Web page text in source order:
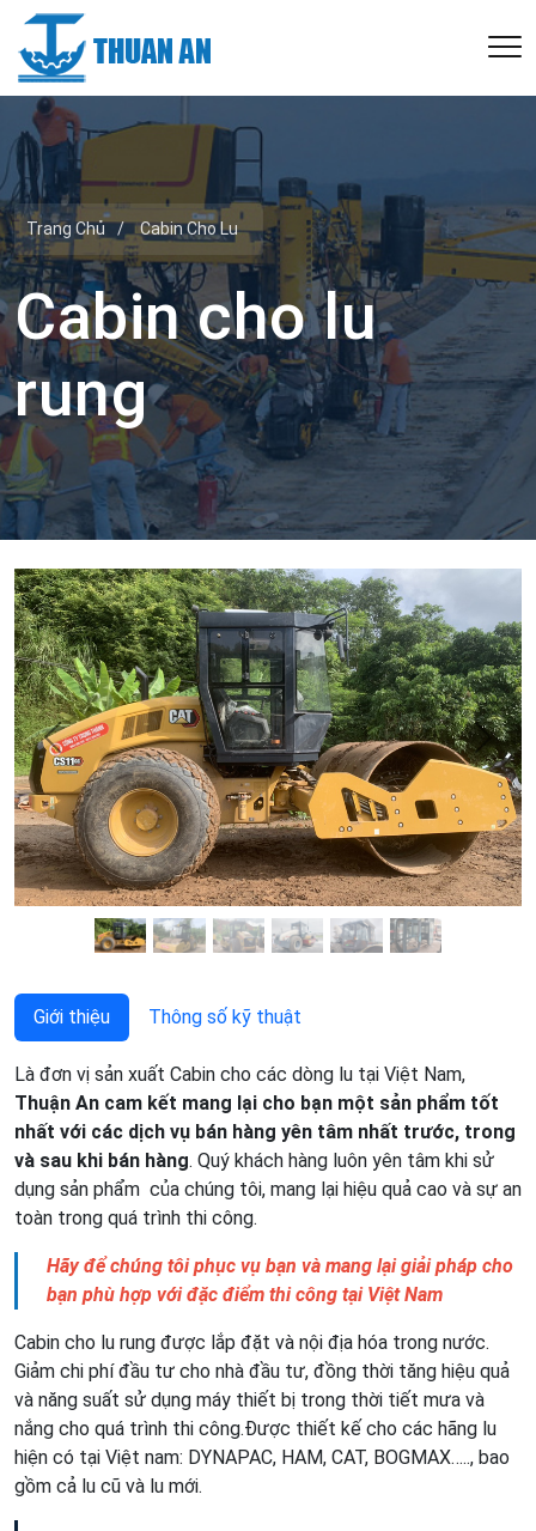
Trang Chủ / Cabin Cho Lu
Cabin cho lu
rung
Previous Next
Giới thiệu Thông số kỹ thuật
Là đơn vị sản xuất Cabin cho các dòng lu tại Việt Nam,
Thuận An cam kết mang lại cho bạn một sản phẩm tốt
nhất với các dịch vụ bán hàng yên tâm nhất trước, trong
và sau khi bán hàng. Quý khách hàng luôn yên tâm khi sử
dụng sản phẩm của chúng tôi, mang lại hiệu quả cao và sự an
toàn trong quá trình thi công.
Hãy để chúng tôi phục vụ bạn và mang lại giải pháp cho
bạn phù hợp với đặc điểm thi công tại Việt Nam
Cabin cho lu rung được lắp đặt và nội địa hóa trong nước.
Giảm chi phí đầu tư cho nhà đầu tư, đồng thời tăng hiệu quả
và năng suất sử dụng máy thiết bị trong thời tiết mưa và
nắng cho quá trình thi công.Được thiết kế cho các hãng lu
hiện có tại Việt nam: DYNAPAC, HAM, CAT, BOGMAX….., bao
gồm cả lu cũ và lu mới.